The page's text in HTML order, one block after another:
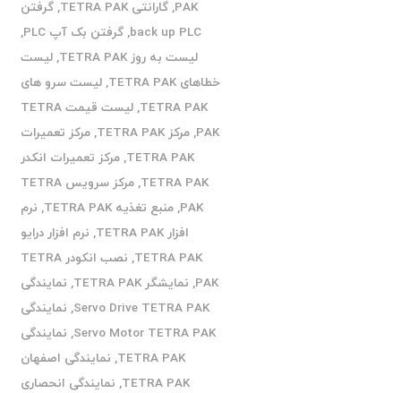
PAK
,گارانتی TETRA PAK ,گرفتن
back up PLC
,گرفتن بک آپ PLC
,
لیست به روز TETRA PAK
,لیست
خطاهای TETRA PAK
,لیست سرو های
TETRA PAK
,
لیست قیمت TETRA
PAK
,مرکز TETRA PAK ,مرکز تعمیرات
TETRA PAK
,مرکز تعمیرات انکدر
TETRA PAK
,
مرکز سرویس TETRA
PAK
,منبع تغذیه TETRA PAK , نرم
افزار TETRA PAK
, نرم افزار درایو
TETRA PAK
,
نصب انکودر TETRA
PAK
, نمایشگر TETRA PAK , نمایندگی
Servo Drive TETRA PAK
, نمایندگی
Servo Motor TETRA PAK
, نمایندگی
TETRA PAK
, نمایندگی اصفهان
TETRA PAK
, نمایندگی انحصاری